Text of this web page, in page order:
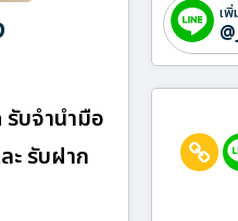
บจำนำมือ
ะ รับฝาก
เ